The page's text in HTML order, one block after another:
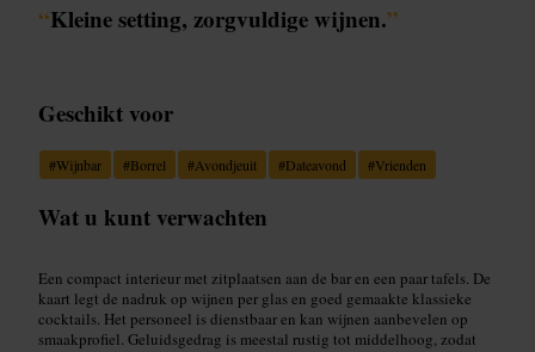
“Kleine setting, zorgvuldige wijnen.”
Geschikt voor
#Wijnbar #Borrel #Avondjeuit #Dateavond #Vrienden
Wat u kunt verwachten
Een compact interieur met zitplaatsen aan de bar en een paar tafels. De
kaart legt de nadruk op wijnen per glas en goed gemaakte klassieke
cocktails. Het personeel is dienstbaar en kan wijnen aanbevelen op
smaakprofiel. Geluidsgedrag is meestal rustig tot middelhoog, zodat